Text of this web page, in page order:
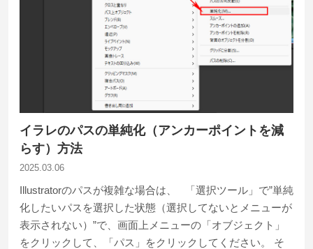
イラレのパスの単純化（アンカーポイントを減
らす）方法
2025.03.06
Illustratorのパスが複雑な場合は、 「選択ツール」で”単純
化したいパスを選択した状態（選択してないとメニューが
表示されない）”で、画面上メニューの「オブジェクト」
をクリックして、「パス」をクリックしてください。 そ